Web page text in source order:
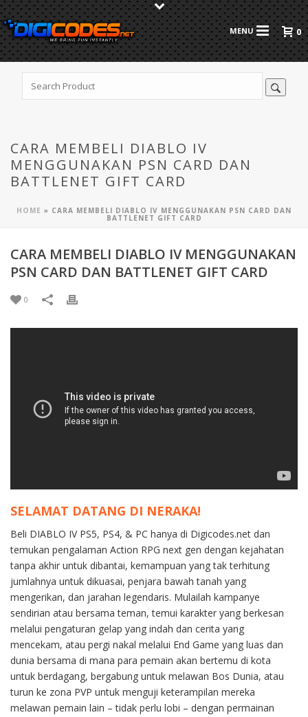
0
CARA MEMBELI DIABLO IV
MENGGUNAKAN PSN CARD DAN
BATTLENET GIFT CARD
HOME » CARA MEMBELI DIABLO IV MENGGUNAKAN PSN CARD DAN
BATTLENET GIFT CARD
CARA MEMBELI DIABLO IV MENGGUNAKAN
PSN CARD DAN BATTLENET GIFT CARD
0
SELAMAT DATANG DI NERAKA!
Beli DIABLO IV PS5, PS4, & PC hanya di Digicodes.net dan
temukan pengalaman Action RPG next gen dengan kejahatan
tanpa akhir untuk dibantai, kemampuan yang tak terhitung
jumlahnya untuk dikuasai, penjara bawah tanah yang
mengerikan, dan jarahan legendaris. Mulailah kampanye
sendirian atau bersama teman, temui karakter yang berkesan
melalui pengaturan gelap yang indah dan cerita yang
mencekam, atau pergi nakal melalui End Game yang luas dan
dunia bersama di mana para pemain akan bertemu di kota
untuk berdagang, bergabung untuk melawan Bos Dunia, atau
turun ke zona PVP untuk menguji keterampilan mereka
melawan pemain lain – tidak perlu lobi – dengan permainan